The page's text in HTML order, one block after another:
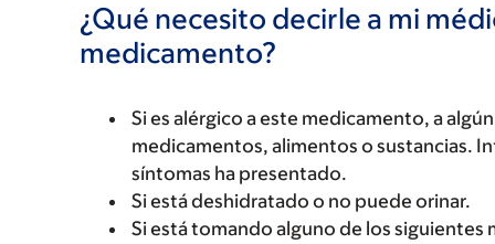
¿Qué necesito decirle a mi
medicamento?
Si es alérgico a este medicamento, a
medicamentos, alimentos o sustancias.
síntomas ha presentado.
Si está deshidratado o no puede orinar.
Si está tomando alguno de los